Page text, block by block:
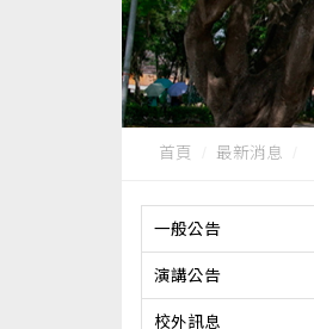
首頁 最新消息
一般公告
演講公告
校外訊息